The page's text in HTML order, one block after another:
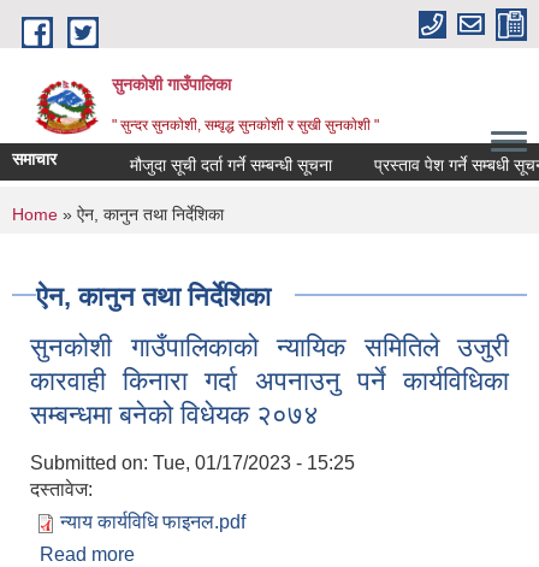
Skip to main content
सुनकोशी गाउँपालिका
" सुन्दर सुनकाेशी, सम्वृद्ध सुनकाेशी र सुखी सुनकाेशी "
समाचार मौजुदा सूची दर्ता गर्ने सम्बन्धी सूचना प्रस्ताव पेश गर्ने सम्बधी सूचना !!!
You are here
Home » ऐन, कानुन तथा निर्देशिका
ऐन, कानुन तथा निर्देशिका
सुनकोशी गाउँपालिकाको न्यायिक समितिले उजुरी
कारवाही किनारा गर्दा अपनाउनु पर्ने कार्यविधिका
सम्बन्धमा बनेको विधेयक २०७४
Submitted on: Tue, 01/17/2023 - 15:25
दस्तावेज:
न्याय कार्यविधि फाइनल.pdf
Read more